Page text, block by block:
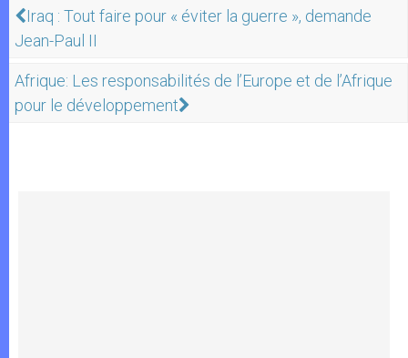
Iraq : Tout faire pour « éviter la guerre », demande
Jean-Paul II
Afrique: Les responsabilités de l’Europe et de l’Afrique
pour le développement